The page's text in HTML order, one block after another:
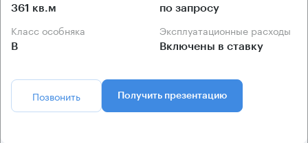
361 кв.м по запросу
Класс особняка
B
Эксплуатационные расходы
Включены в ставку
Позвонить Получить презентацию